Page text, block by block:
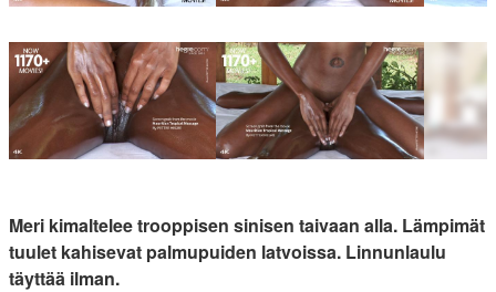
Meri kimaltelee trooppisen sinisen taivaan alla. Lämpimät
tuulet kahisevat palmupuiden latvoissa. Linnunlaulu
täyttää ilman.